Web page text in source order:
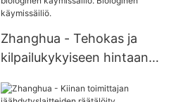
Zhanghua - Tehokas ja
kilpailukykyiseen hintaan
käymissäiliö. Biologinen